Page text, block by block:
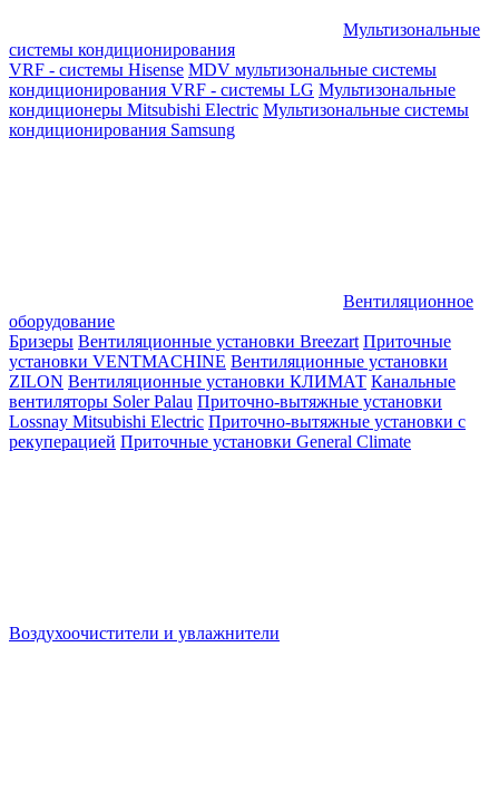
Мультизональные
системы кондиционирования
VRF - системы Hisense MDV мультизональные системы
кондиционирования VRF - системы LG Мультизональные
кондиционеры Mitsubishi Electric Мультизональные системы
кондиционирования Samsung
Вентиляционное
оборудование
Бризеры Вентиляционные установки Breezart Приточные
установки VENTMACHINE Вентиляционные установки
ZILON Вентиляционные установки КЛИМАТ Канальные
вентиляторы Soler Palau Приточно-вытяжные установки
Lossnay Mitsubishi Electric Приточно-вытяжные установки с
рекуперацией Приточные установки General Climate
Воздухоочистители и увлажнители